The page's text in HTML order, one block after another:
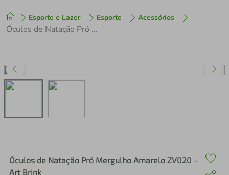
Esporte e Lazer Esporte Acessórios
Óculos de Natação Pró Mergulho Amarelo ZV020 - Art Brink
Óculos de Natação Pró Mergulho Amarelo ZV020 -
Art Brink
1º tenis
perfume